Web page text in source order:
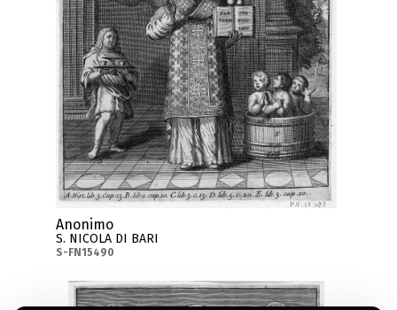
Anonimo
S. NICOLA DI BARI
S-FN15490